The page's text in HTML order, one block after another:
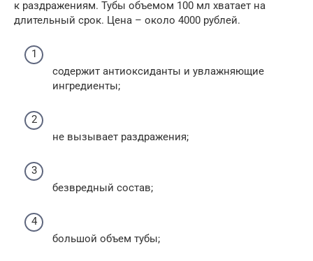
к раздражениям. Тубы объемом 100 мл хватает на
длительный срок. Цена – около 4000 рублей.
содержит антиоксиданты и увлажняющие
ингредиенты;
не вызывает раздражения;
безвредный состав;
большой объем тубы;